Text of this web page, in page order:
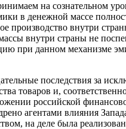
на сознательном
в денежной массе
производство внутри
внутри страны не
при данном механизме
последствия за
товаров и,
российской
агентами влияния
на деле была